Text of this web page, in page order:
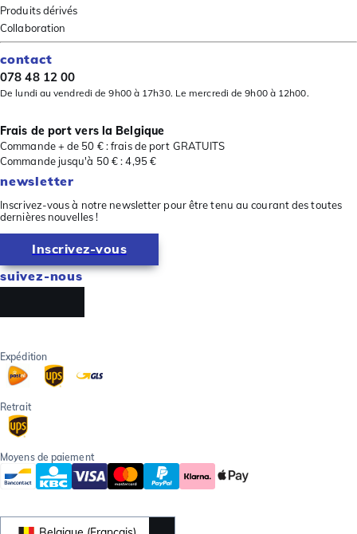
Produits dérivés
Collaboration
contact
078 48 12 00
De lundi au vendredi de 9h00 à 17h30. Le mercredi de 9h00 à 12h00.
Frais de port vers la Belgique
Commande + de 50 € : frais de port GRATUITS
Commande jusqu'à 50 € : 4,95 €
newsletter
Inscrivez-vous à notre newsletter pour être tenu au courant des toutes
dernières nouvelles !
Inscrivez-vous
suivez-nous
Expédition
Retrait
Moyens de paiement